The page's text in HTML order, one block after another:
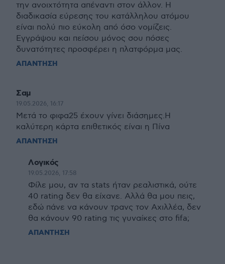
την ανοιχτότητα απέναντι στον άλλον. Η
διαδικασία εύρεσης του κατάλληλου ατόμου
είναι πολύ πιο εύκολη από όσο νομίζεις.
Εγγράψου και πείσου μόνος σου πόσες
δυνατότητες προσφέρει η πλατφόρμα μας.
ΑΠΑΝΤΗΣΗ
Σαμ
19.05.2026, 16:17
Μετά το φιφα25 έχουν γίνει διάσημες.Η
καλύτερη κάρτα επιθετικός είναι η Πίνα
ΑΠΑΝΤΗΣΗ
Λογικός
19.05.2026, 17:58
Φίλε μου, αν τα stats ήταν ρεαλιστικά, ούτε
40 rating δεν θα είχανε. Αλλά θα μου πεις,
εδώ πάνε να κάνουν τρανς τον Αχιλλέα, δεν
θα κάνουν 90 rating τις γυναίκες στο fifa;
ΑΠΑΝΤΗΣΗ